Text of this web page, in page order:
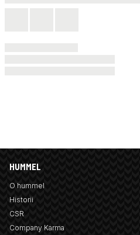
HUMMEL
O hummel
Historii
CSR
Company Karma